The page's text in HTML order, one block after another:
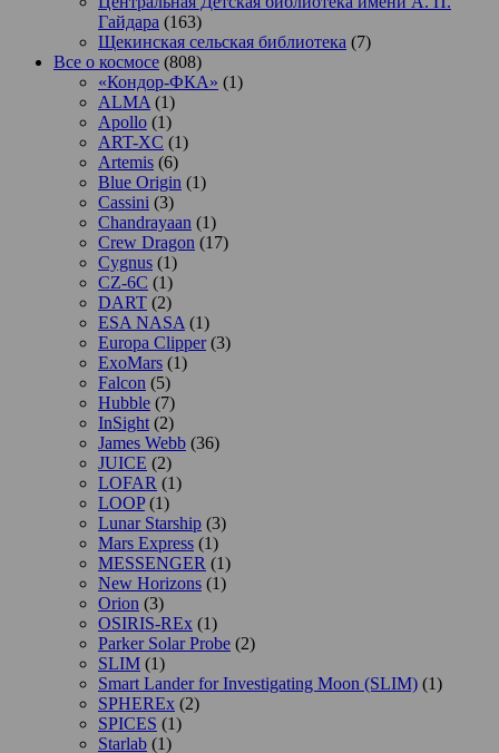
Гайдара (163)
Щекинская сельская библиотека (7)
Все о космосе (808)
«Кондор-ФКА» (1)
ALMA (1)
Apollo (1)
ART-XC (1)
Artemis (6)
Blue Origin (1)
Cassini (3)
Chandrayaan (1)
Crew Dragon (17)
Cygnus (1)
CZ-6C (1)
DART (2)
ESA NASA (1)
Europa Clipper(3)
ExoMars (1)
Falcon (5)
Hubble (7)
InSight (2)
James Webb (36)
JUICE (2)
LOFAR (1)
LOOP(1)
Lunar Starship (3)
Mars Express (1)
MESSENGER (1)
New Horizons (1)
Orion (3)
OSIRIS-REx (1)
Parker Solar Probe (2)
SLIM (1)
Smart Lander for Investigating Moon (SLIM) (1)
SPHEREx (2)
SPICES (1)
Starlab (1)